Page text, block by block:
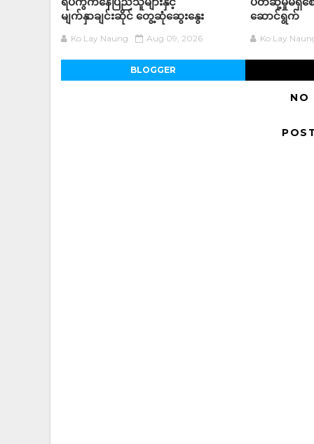
မျက်နှာချင်းဆိုင် တွေ့ဆုံဆွေးနွေး
Ko Lay Naung Aug 09, 2026
ဆောင်ရွက်
Ko Lay
BLOGGER
NO